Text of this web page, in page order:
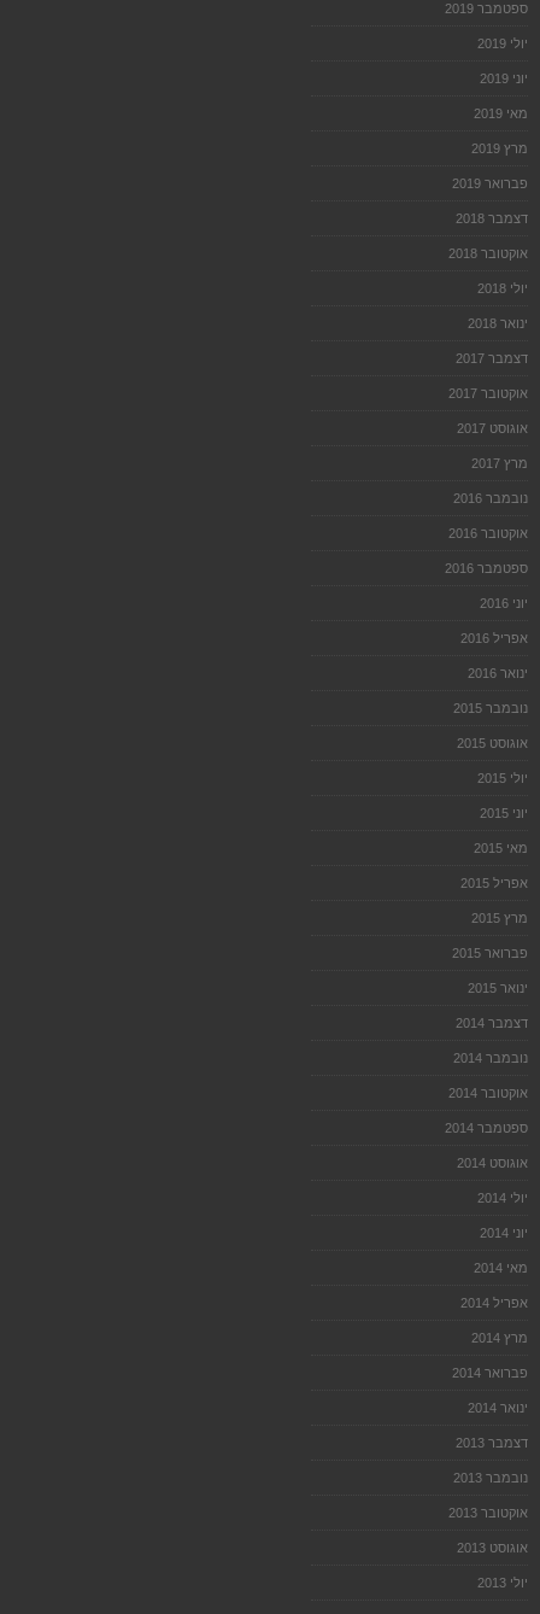
ספטמבר 2019
יולי 2019
יוני 2019
מאי 2019
מרץ 2019
פברואר 2019
דצמבר 2018
אוקטובר 2018
יולי 2018
ינואר 2018
דצמבר 2017
אוקטובר 2017
אוגוסט 2017
מרץ 2017
נובמבר 2016
אוקטובר 2016
ספטמבר 2016
יוני 2016
אפריל 2016
ינואר 2016
נובמבר 2015
אוגוסט 2015
יולי 2015
יוני 2015
מאי 2015
אפריל 2015
מרץ 2015
פברואר 2015
ינואר 2015
דצמבר 2014
נובמבר 2014
אוקטובר 2014
ספטמבר 2014
אוגוסט 2014
יולי 2014
יוני 2014
מאי 2014
אפריל 2014
מרץ 2014
פברואר 2014
ינואר 2014
דצמבר 2013
נובמבר 2013
אוקטובר 2013
אוגוסט 2013
יולי 2013